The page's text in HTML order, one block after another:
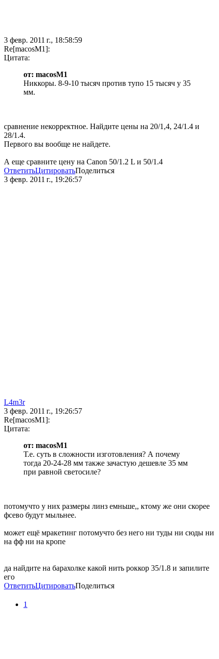
3 февр. 2011 г., 18:58:59
Re[macosM1]:
Цитата:
от: macosM1
Никкоры. 8-9-10 тысяч против тупо 15 тысяч у 35
мм.
сравнение некорректное. Найдите цены на 20/1,4, 24/1.4 и
28/1.4.
Первого вы вообще не найдете.
А еще сравните цену на Canon 50/1.2 L и 50/1.4
ОтветитьЦитироватьПоделиться
3 февр. 2011 г., 19:26:57
L4m3r
3 февр. 2011 г., 19:26:57
Re[macosM1]:
Цитата:
от: macosM1
Т.е. суть в сложности изготовления? А почему
тогда 20-24-28 мм также зачастую дешевле 35 мм
при равной светосиле?
потомучто у них размеры линз емньше,, ктому же они скорее
фсево будут мыльнее.
может ещё мракетинг потомучто без него ни туды ни сюды ни
на фф ни на кропе
да найдите на барахолке какой нить роккор 35/1.8 и запилите
его
ОтветитьЦитироватьПоделиться
1